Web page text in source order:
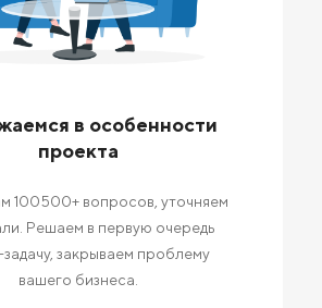
в особенности
проекта
100500+ вопросов, уточняем
Решаем в первую очередь
закрываем проблему
вашего бизнеса.